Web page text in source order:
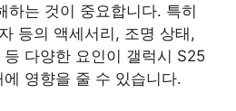
하는 것이 중요합니다. 특히
등의 액세서리, 조명 상태,
다양한 요인이 갤럭시 S25
영향을 줄 수 있습니다.